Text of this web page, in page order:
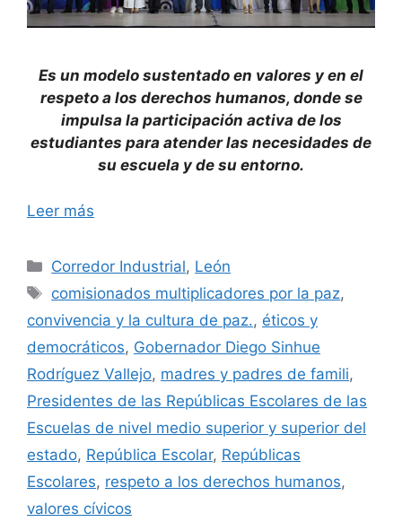
Es un modelo sustentado en valores y en el
respeto a los derechos humanos, donde se
impulsa la participación activa de los
estudiantes para atender las necesidades de
su escuela y de su entorno.
Leer más
Categorías
Corredor Industrial, León
Etiquetas
comisionados multiplicadores por la paz,
convivencia y la cultura de paz., éticos y
democráticos, Gobernador Diego Sinhue
Rodríguez Vallejo, madres y padres de famili,
Presidentes de las Repúblicas Escolares de las
Escuelas de nivel medio superior y superior del
estado, República Escolar, Repúblicas
Escolares, respeto a los derechos humanos,
valores cívicos